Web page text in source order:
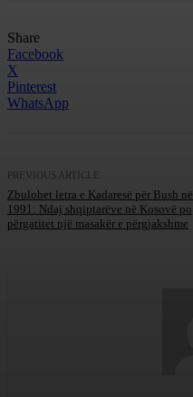
Share
Facebook
X
Pinterest
WhatsApp
PREVIOUS ARTICLE
Zbulohet letra e Kadaresë për Bush në
1991: Ndaj shqiptarëve në Kosovë po
përgatitet një masakër e përgjakshme